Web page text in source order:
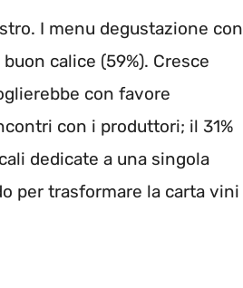
I menu degustazione con
calice (59%). Cresce
con favore
con i produttori; il 31%
dedicate a una singola
per trasformare la carta vini